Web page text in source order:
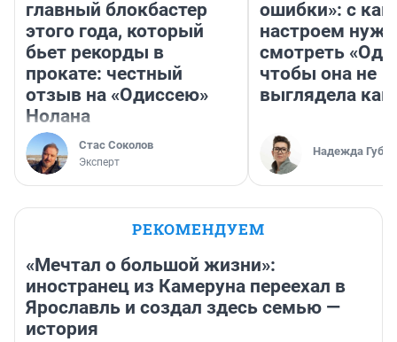
главный блокбастер
этого года, который
бьет рекорды в
прокате: честный
отзыв на «Одиссею»
Нолана
Стас Соколов
Эксперт
ошибки»: с
настроем
смотреть
чтобы она не
выглядела как
Надежда
РЕКОМЕНДУЕМ
«Мечтал о большой жизни»:
иностранец из Камеруна переехал в
Ярославль и создал здесь семью —
история